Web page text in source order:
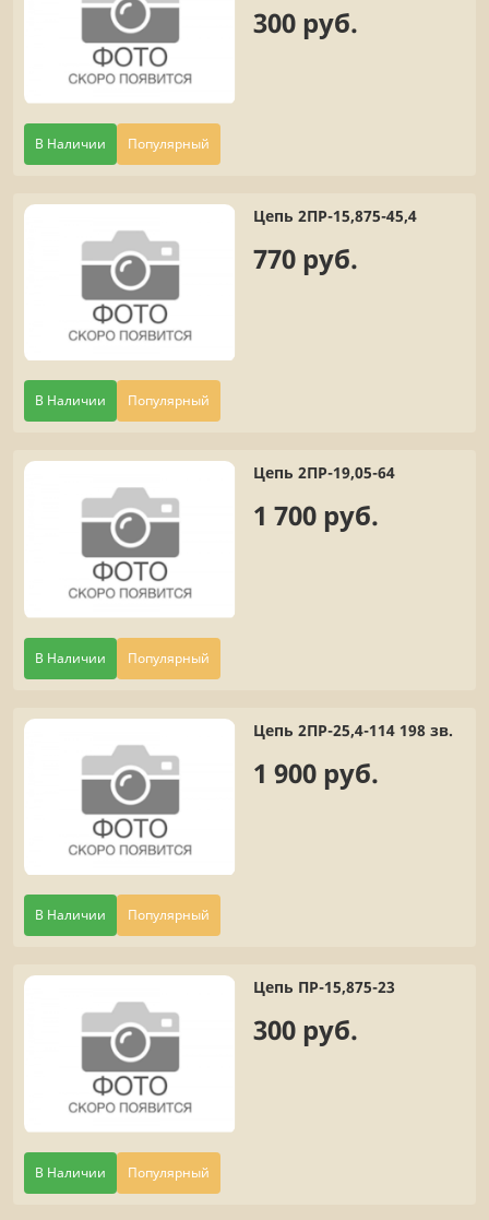
В Наличии Популярный
300 руб.
В Наличии Популярный
Цепь 2ПР-15,875-45,4
770 руб.
В Наличии Популярный
Цепь 2ПР-19,05-64
1 700 руб.
В Наличии Популярный
Цепь 2ПР-25,4-114 198 зв.
1 900 руб.
В Наличии Популярный
Цепь ПР-15,875-23
300 руб.